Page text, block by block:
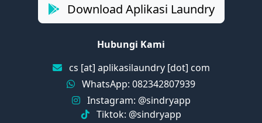
Download Aplikasi Laundry
Hubungi Kami
cs [at] aplikasilaundry [dot] com
WhatsApp: 082342807939
Instagram: @sindryapp
Tiktok: @sindryapp